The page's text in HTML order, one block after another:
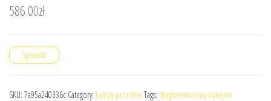
586.00zł
Sprawdź
SKU: 7a95a240336c Category: Lampy przednie Tags: długoterminowy wynajem